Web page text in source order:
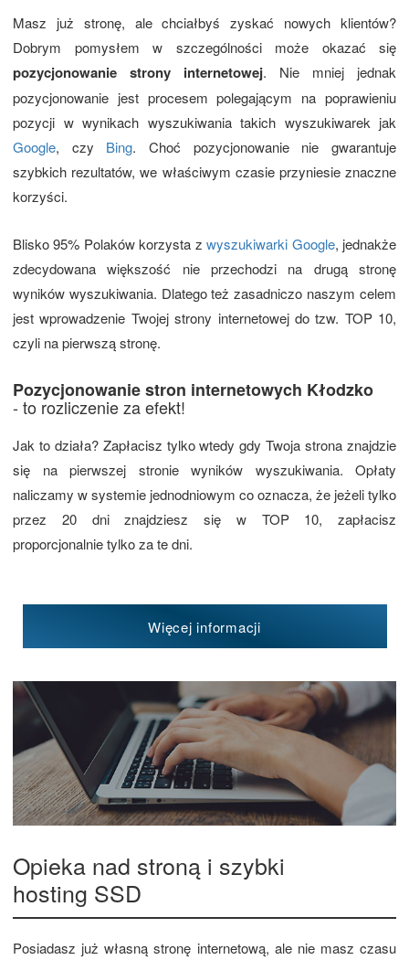
Masz już stronę, ale chciałbyś zyskać nowych klientów?
Dobrym pomysłem w szczególności może okazać się
pozycjonowanie strony internetowej. Nie mniej jednak
pozycjonowanie jest procesem polegającym na poprawieniu
pozycji w wynikach wyszukiwania takich wyszukiwarek jak
Google, czy Bing. Choć pozycjonowanie nie gwarantuje
szybkich rezultatów, we właściwym czasie przyniesie znaczne
korzyści.
Blisko 95% Polaków korzysta zwyszukiwarki Google, jednakże
zdecydowana większość nie przechodzi na drugą stronę
wyników wyszukiwania. Dlatego też zasadniczo naszym celem
jest wprowadzenie Twojej strony internetowej do tzw. TOP 10,
czyli na pierwszą stronę.
Pozycjonowanie stron internetowych Kłodzko
- to rozliczenie za efekt!
Jak to działa? Zapłacisz tylko wtedy gdy Twoja strona znajdzie
się na pierwszej stronie wyników wyszukiwania. Opłaty
naliczamy w systemie jednodniowym co oznacza, że jeżeli tylko
przez 20 dni znajdziesz się w TOP 10, zapłacisz
proporcjonalnie tylko za te dni.
Więcej informacji
Opieka nad stroną i szybki
hosting SSD
Posiadasz już własną stronę internetową, ale nie masz czasu